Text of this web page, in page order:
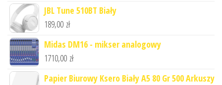
JBL Tune 510BT Biały
189,00 zł
Midas DM16 - mikser analogowy
1710,00 zł
Papier Biurowy Ksero Biały A5 80 Gr 500 Arkuszy